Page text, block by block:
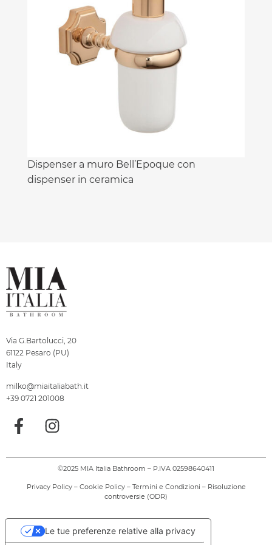
Dispenser a muro Bell’Epoque con
dispenser in ceramica
Via G.Bartolucci, 20
61122 Pesaro (PU)
Italy
milko@miaitaliabath.it
+39 0721 201008
©2025 MIA Italia Bathroom – P.IVA 02598640411
Privacy Policy– Cookie Policy– Termini e Condizioni – Risoluzione
controversie (ODR)
Le tue preferenze relative alla privacy